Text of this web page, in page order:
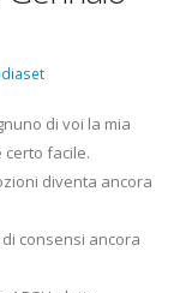
di voi la mia
facile.
diventa ancora
consensi ancora
16 Giugno 2022
Convenzione